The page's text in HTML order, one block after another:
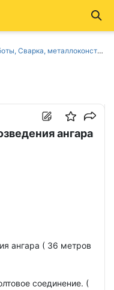
металлоконструкции в Рязанской области
ангара
ангара ( 36 метров
соединение. (